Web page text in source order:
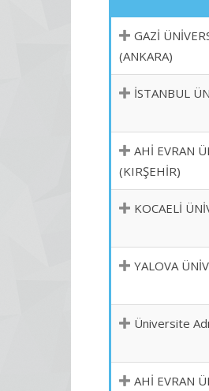
GAZİ
(ANKARA)
İSTANBUL
AHİ EVRAN
(KIRŞEHİR)
KOCAELİ
YALOVA
Üniversite Adı
AHİ EVRAN